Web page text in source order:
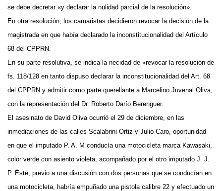
se debe decretar «y declarar la nulidad parcial de la resolución».
En otra resolución, los camaristas decidieron revocar la decisión de la
magistrada en que había declarado la inconstitucionalidad del Artículo
68 del CPPRN.
En su parte resolutiva, se indica la necidad de «revocar la resolución de
fs. 118/128 en tanto dispuso declarar la inconstitucionalidad del Art. 68
del CPPRN y admitir como parte querellante a Marcelino Juvenal Oliva,
con la representación del Dr. Roberto Darío Berenguer.
El asesinato de David Oliva ocurrió el 29 de diciembre, en las
inmediaciones de las calles Scalabrini Ortiz y Julio Caro, oportunidad
en que el imputado P. A. M conducía una motocicleta marca Kawasaki,
color verde con asiento violeta, acompañado por el otro imputado J. J.
P. Éste, previo a una discusión con dos personas que se conducían en
una motocicleta, habría empuñado una pistola calibre 22 y efectuado un